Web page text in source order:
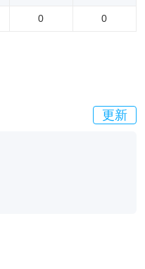
0 0
更新